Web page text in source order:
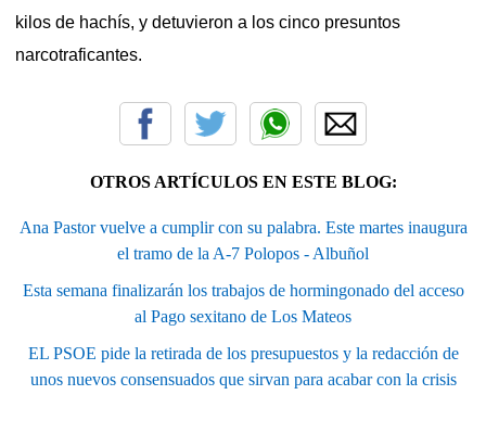
kilos de hachís, y detuvieron a los cinco presuntos
narcotraficantes.
OTROS ARTÍCULOS EN ESTE BLOG:
Ana Pastor vuelve a cumplir con su palabra. Este martes inaugura
el tramo de la A-7 Polopos - Albuñol
Esta semana finalizarán los trabajos de hormingonado del acceso
al Pago sexitano de Los Mateos
EL PSOE pide la retirada de los presupuestos y la redacción de
unos nuevos consensuados que sirvan para acabar con la crisis